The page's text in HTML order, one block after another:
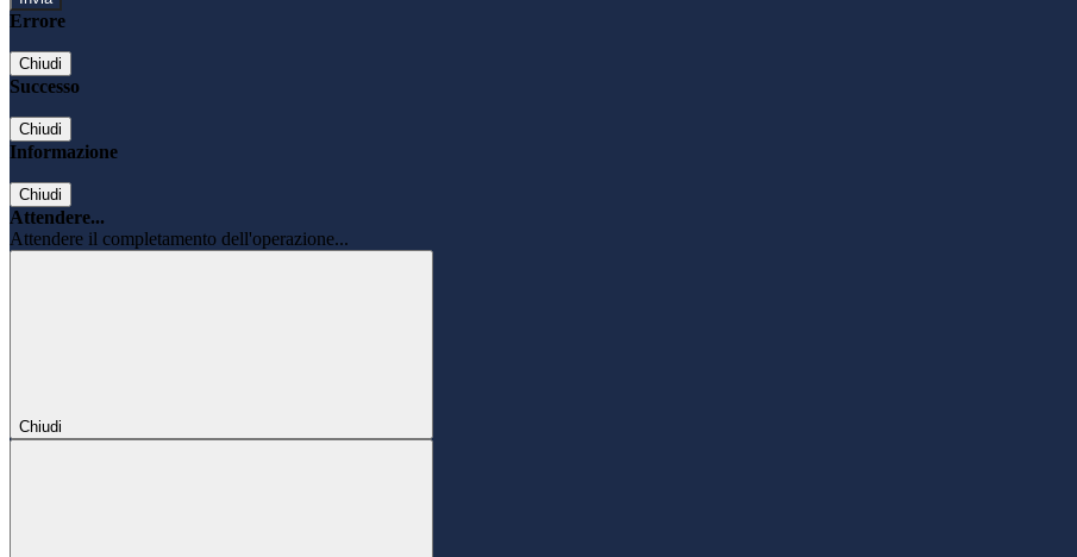
Errore
Chiudi
Successo
Chiudi
Informazione
Chiudi
Attendere...
Attendere il completamento dell'operazione...
Chiudi